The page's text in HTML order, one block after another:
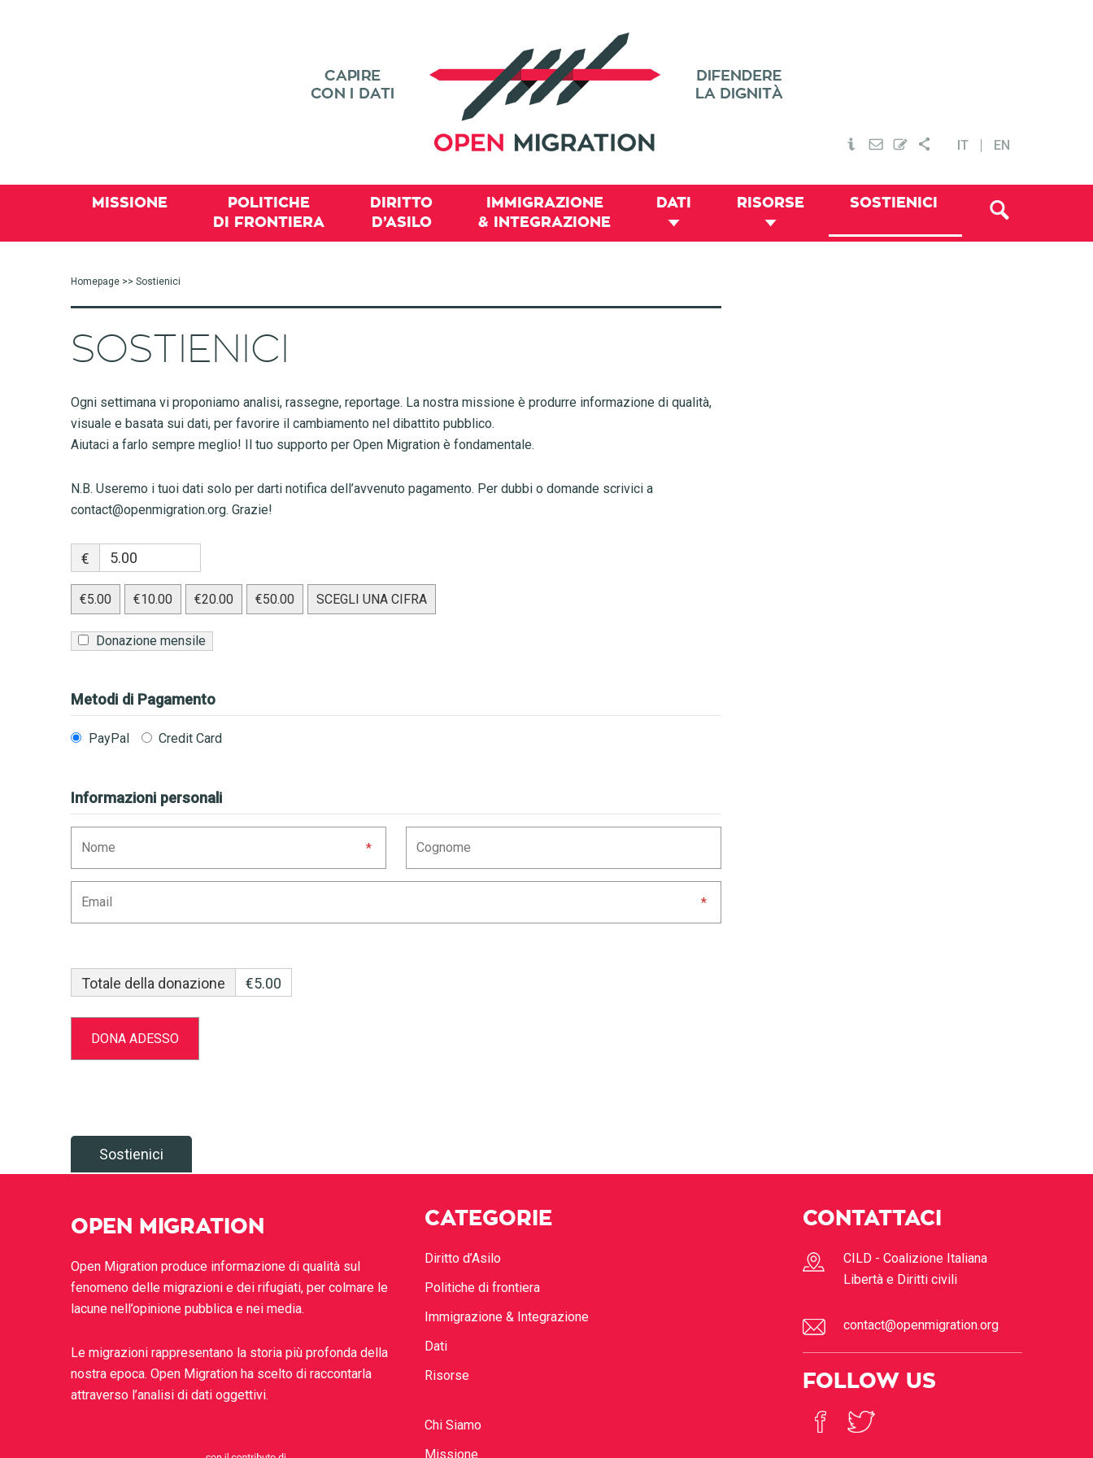
IT EN
MISSIONE
POLITICHE
DI FRONTIERA
DIRITTO
D’ASILO
IMMIGRAZIONE
& INTEGRAZIONE
DATI RISORSE SOSTIENICI
Homepage >> Sostienici
SOSTIENICI
Ogni settimana vi proponiamo analisi, rassegne, reportage. La nostra missione è produrre informazione di qualità,
visuale e basata sui dati, per favorire il cambiamento nel dibattito pubblico.
Aiutaci a farlo sempre meglio! Il tuo supporto per Open Migration è fondamentale.
N.B. Useremo i tuoi dati solo per darti notifica dell’avvenuto pagamento. Per dubbi o domande scrivici a
contact@openmigration.org. Grazie!
€
€5.00 €10.00 €20.00 €50.00 SCEGLI UNA CIFRA
Donazione mensile
Metodi di Pagamento
PayPal Credit Card
Informazioni personali
Totale della donazione €5.00
Sostienici
OPEN MIGRATION
Open Migration produce informazione di qualità sul
fenomeno delle migrazioni e dei rifugiati, per colmare le
lacune nell’opinione pubblica e nei media.
Le migrazioni rappresentano la storia più profonda della
nostra epoca. Open Migration ha scelto di raccontarla
attraverso l’analisi di dati oggettivi.
CATEGORIE
Diritto d’Asilo
Politiche di frontiera
Immigrazione & Integrazione
Dati
Risorse
Chi Siamo
Missione
CONTATTACI
CILD - Coalizione Italiana
Libertà e Diritti civili
contact@openmigration.org
FOLLOW US